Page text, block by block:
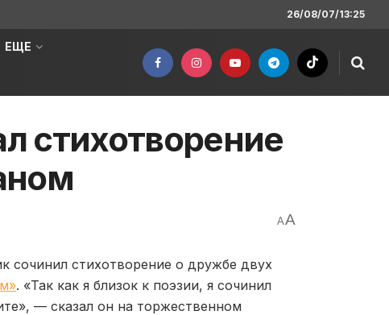
26/08/07/13:25
ЕЩЕ
стихотворение
AA
сочинил стихотворение о дружбе двух
. «Так как я близок к поэзии, я сочинил
— сказал он на торжественном